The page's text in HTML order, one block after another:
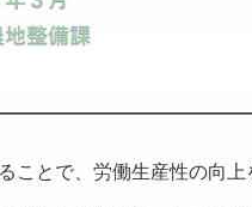
ことで、労働生産性の向